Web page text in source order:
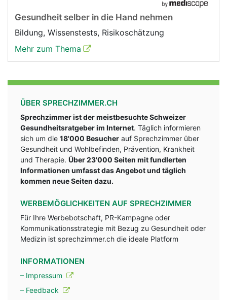
Gesundheit selber in die Hand nehmen
Bildung, Wissenstests, Risikoschätzung
Mehr zum Thema
ÜBER SPRECHZIMMER.CH
Sprechzimmer ist der meistbesuchte Schweizer
Gesundheitsratgeber im Internet. Täglich informieren
sich um die 18'000 Besucher auf Sprechzimmer über
Gesundheit und Wohlbefinden, Prävention, Krankheit
und Therapie. Über 23'000 Seiten mit fundlerten
Informationen umfasst das Angebot und täglich
kommen neue Seiten dazu.
WERBEMÖGLICHKEITEN AUF SPRECHZIMMER
Für Ihre Werbebotschaft, PR-Kampagne oder
Kommunikationsstrategie mit Bezug zu Gesundheit oder
Medizin ist sprechzimmer.ch die ideale Platform
INFORMATIONEN
– Impressum
– Feedback